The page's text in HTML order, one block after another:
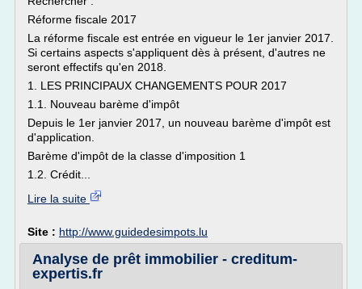
Réforme fiscale 2017
La réforme fiscale est entrée en vigueur le 1er janvier 2017.
Si certains aspects s'appliquent dès à présent, d'autres ne
seront effectifs qu'en 2018.
1. LES PRINCIPAUX CHANGEMENTS POUR 2017
1.1. Nouveau barème d'impôt
Depuis le 1er janvier 2017, un nouveau barème d'impôt est
d'application.
Barème d'impôt de la classe d'imposition 1
1.2. Crédit...
Lire la suite
Site : http://www.guidedesimpots.lu
Analyse de prêt immobilier - creditum-
expertis.fr